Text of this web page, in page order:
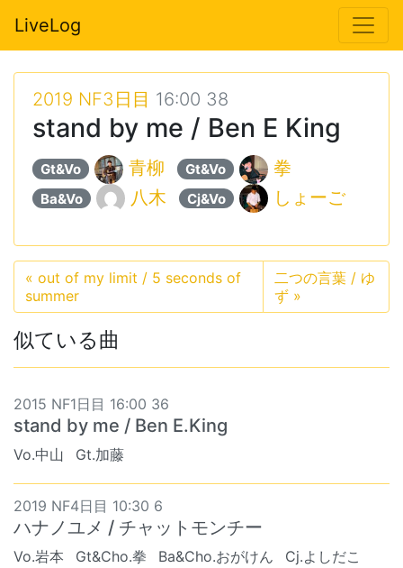
LiveLog
2019 NF3日目 16:00 38
stand by me / Ben E King
Gt&Vo 青柳 Gt&Vo 拳
Ba&Vo 八木 Cj&Vo しょーご
« out of my limit / 5 seconds of
summer
二つの言葉 / ゆ
ず »
似ている曲
2015 NF1日目 16:00 36
stand by me / Ben E.King
Vo.中山 Gt.加藤
2019 NF4日目 10:30 6
ハナノユメ / チャットモンチー
Vo.岩本 Gt&Cho.拳 Ba&Cho.おがけん Cj.よしだこ